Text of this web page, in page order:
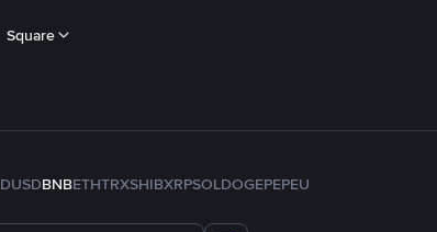
Square
BNBETHTRXSHIBXRPSOLDOGEPEPEU